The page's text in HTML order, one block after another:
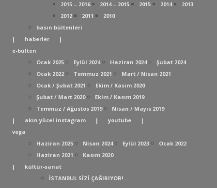
2015 – 2016
2014 – 2015 2015 2014
2013
2012
2011
2010
basın bültenleri
|
haberler
|
e-bülten
Ocak 2025
Eylül 2024 Haziran 2024
Şubat 2024
Ocak 2022
Temmuz 2021
Mart / Nisan 2021
Ocak / Şubat 2021
Ekim / Kasım 2020
Şubat / Mart 2020
Ekim / Kasım 2019
Temmuz / Ağustos 2019
Nisan / Mayıs 2019
|
akın yücel instagram | youtube
|
vega
Haziran 2025
Nisan 2024 Eylül 2023
Ocak 2022
Haziran 2021
Kasım 2020
|
kültür-sanat
İSTANBUL SİZİ ÇAĞIRIYOR!…